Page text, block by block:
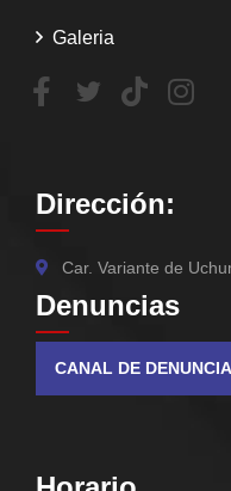
Galeria
Dirección:
Car. Variante de
Denuncias
CANAL DE